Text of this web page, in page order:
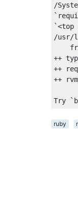
/
`
`<top
/usr/
++
++
++
Try
ruby